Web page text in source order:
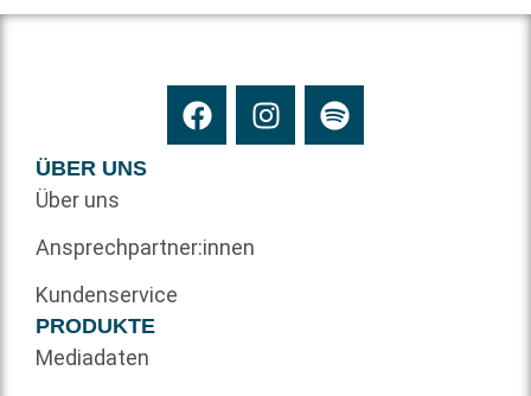
ÜBER UNS
Über uns
Ansprechpartner:innen
Kundenservice
PRODUKTE
Mediadaten